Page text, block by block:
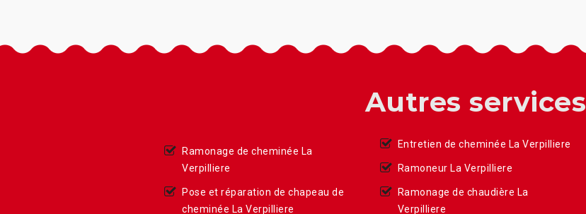
Autres services
Ramonage de cheminée La
Verpilliere
Pose et réparation de chapeau de
cheminée La Verpilliere
Entretien de cheminée La Verpilliere
Ramoneur La Verpilliere
Ramonage de chaudière La
Verpilliere